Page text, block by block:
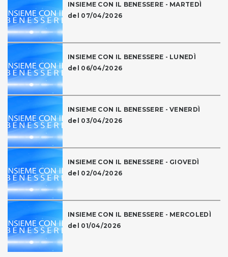
INSIEME CON IL BENESSERE - MARTEDÌ
del 07/04/2026
INSIEME CON IL BENESSERE - LUNEDÌ
del 06/04/2026
INSIEME CON IL BENESSERE - VENERDÌ
del 03/04/2026
INSIEME CON IL BENESSERE - GIOVEDÌ
del 02/04/2026
INSIEME CON IL BENESSERE - MERCOLEDÌ
del 01/04/2026